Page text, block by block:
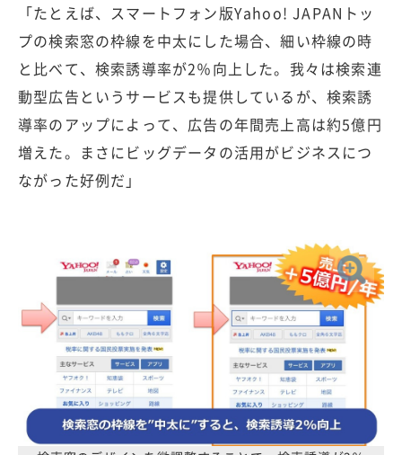
「たとえば、スマートフォン版Yahoo! JAPANトッ
プの検索窓の枠線を中太にした場合、細い枠線の時
と比べて、検索誘導率が2％向上した。我々は検索連
動型広告というサービスも提供しているが、検索誘
導率のアップによって、広告の年間売上高は約5億円
増えた。まさにビッグデータの活用がビジネスにつ
ながった好例だ」